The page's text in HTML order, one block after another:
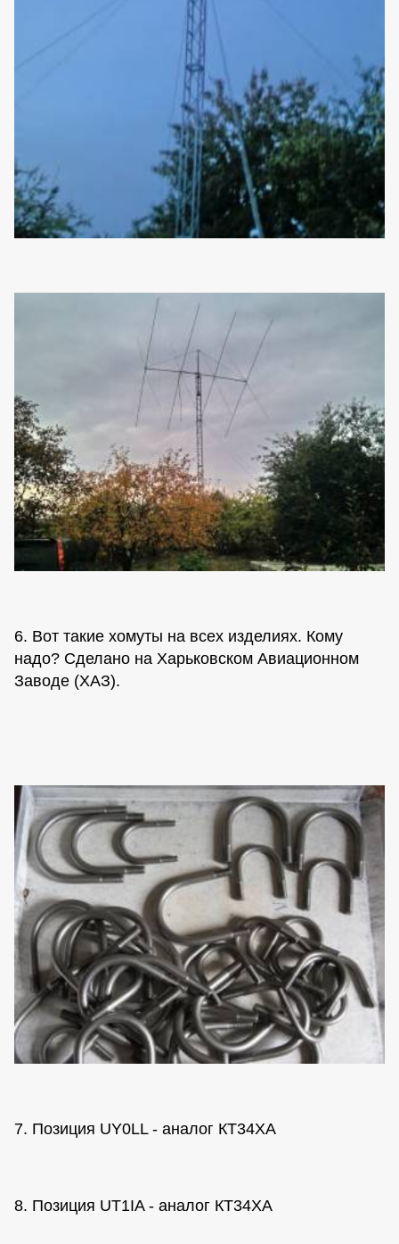
6. Вот такие хомуты на всех изделиях. Кому
надо? Сделано на Харьковском Авиационном
Заводе (ХАЗ).
7. Позиция UY0LL - аналог КТ34ХА
8. Позиция UT1IA - аналог КТ34ХА